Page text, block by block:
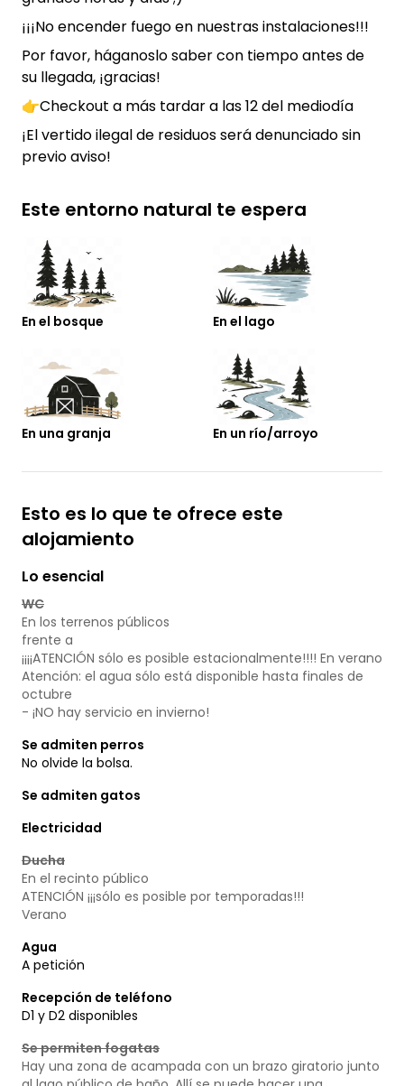
¡¡¡No encender fuego en nuestras instalaciones!!!
Por favor, háganoslo saber con tiempo antes de
su llegada, ¡gracias!
👉Checkout a más tardar a las 12 del mediodía
¡El vertido ilegal de residuos será denunciado sin
previo aviso!
Este entorno natural te espera
En el bosque En el lago
En una granja En un río/arroyo
Esto es lo que te ofrece este
alojamiento
Lo esencial
WC
En los terrenos públicos
frente a
¡¡¡¡ATENCIÓN sólo es posible estacionalmente!!!! En verano
Atención: el agua sólo está disponible hasta finales de
octubre
- ¡NO hay servicio en invierno!
Se admiten perros
No olvide la bolsa.
Se admiten gatos
Electricidad
Ducha
En el recinto público
ATENCIÓN ¡¡¡sólo es posible por temporadas!!!
Verano
Agua
A petición
Recepción de teléfono
D1 y D2 disponibles
Se permiten fogatas
Hay una zona de acampada con un brazo giratorio junto